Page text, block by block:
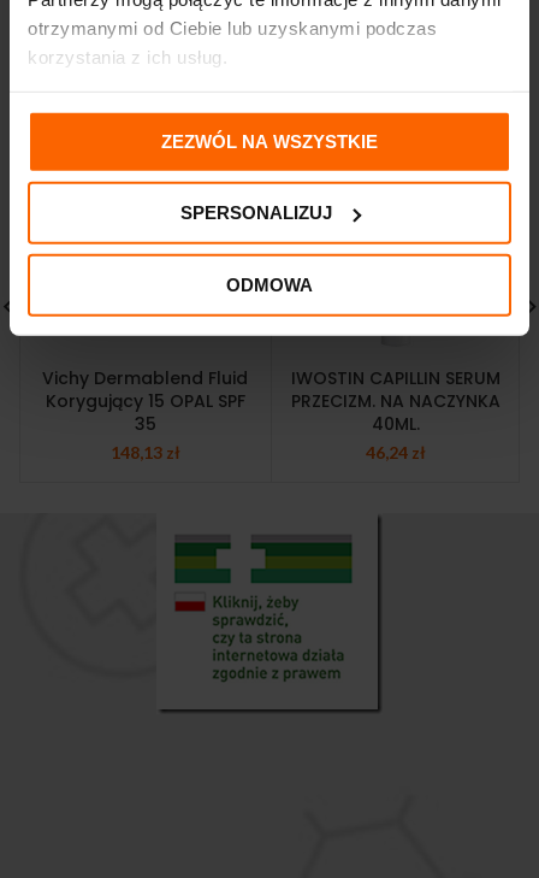
otrzymanymi od Ciebie lub uzyskanymi podczas
korzystania z ich usług.
ZEZWÓL NA WSZYSTKIE
SPERSONALIZUJ
ODMOWA
PODOBNE PRODUKTY
Vichy Dermablend Fluid
Korygujący 15 OPAL SPF
35
148,13 zł
IWOSTIN CAPILLIN SERUM
PRZECIZM. NA NACZYNKA
40ML.
46,24 zł